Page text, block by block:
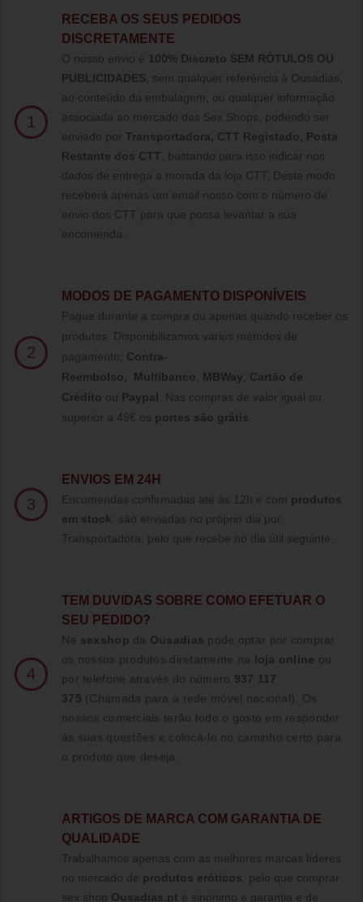
1
RECEBA OS SEUS PEDIDOS
DISCRETAMENTE
O nosso envio é 100% Discreto SEM RÓTULOS OU
PUBLICIDADES , sem qualquer referência à Ousadias,
ao conteúdo da embalagem, ou qualquer informação
associada ao mercado das Sex Shops, podendo ser
enviado por Transportadora, CTT Registado, Posta
Restante dos CTT , bastando para isso indicar nos
dados de entrega a morada da loja CTT, Deste modo
receberá apenas um email nosso com o número de
envio dos CTT para que possa levantar a sua
encomenda.
2
MODOS DE PAGAMENTO DISPONÍVEIS
Pague durante a compra ou apenas quando receber os
produtos. Disponibilizamos varios métodos de
pagamento; Contra-
Reembolso, Multibanco MBWay
Cartão de
Crédito ou Paypal
Nas compras de valor igual ou
superior a 49€ os portes são grátis
3
ENVIOS EM 24H
Encomendas confirmadas até às 12h e com produtos
em stock , são enviadas no próprio dia por
Transportadora, pelo que recebe no dia útil seguinte.
4
TE M DUVIDAS SOBRE COMO EFETUAR O
SEU PEDIDO?
Na sexshop da Ousadias pode optar por comprar
os nossos produtos diretamente na loja online ou
por telefone através do número 937 117
375 (Chamada para a rede móvel nacional)
. Os
nossos comerciais terão todo o gosto em responder
ás suas questões e colocá-lo no caminho certo para
o produto que deseja.
ARTIGOS DE MARCA COM GARANTIA DE
QUALIDADE
Trabalhamos apenas com as melhores marcas líderes
no mercado de produtos eróticos , pelo que comprar
sex shop Ousadias.pt é sinónimo e garantia e de